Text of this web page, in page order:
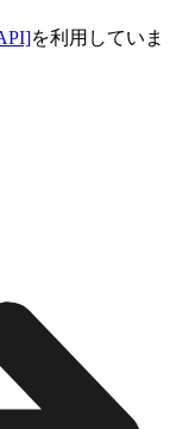
を利用していま